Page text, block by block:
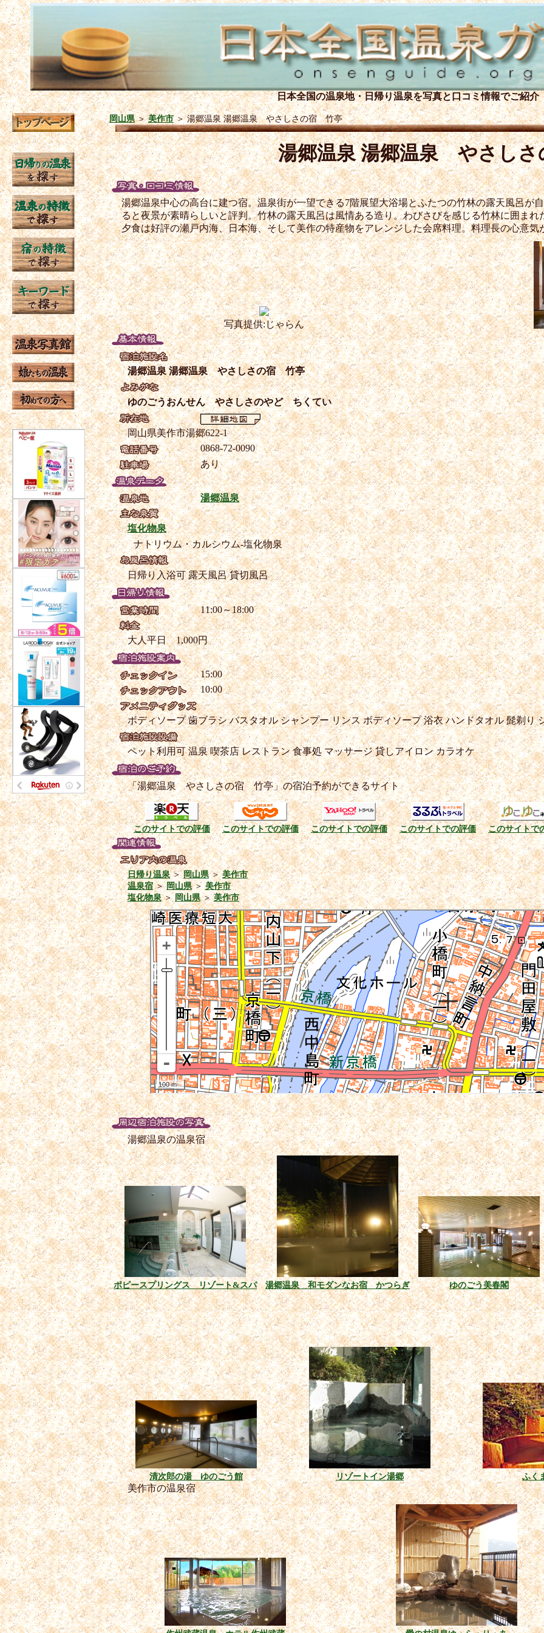
日本全国の温泉地・日帰り温泉を写真と口コミ情報でご紹介
岡山県＞美作市＞湯郷温泉 湯郷温泉 やさしさの宿 竹亭
湯郷温泉 湯郷温泉 やさし
湯郷温泉中心の高台に建つ宿。温泉街が一望できる7階展望大浴場とふたつの竹林の露天風呂が
ると夜景が素晴らしいと評判。竹林の露天風呂は風情ある造り。わびさびを感じる竹林に囲ま
夕食は好評の瀬戸内海、日本海、そして美作の特産物をアレンジした会席料理。料理長の心意
写真提供:じゃらん
湯郷温泉 湯郷温泉 やさしさの宿 竹亭
ゆのごうおんせん やさしさのやど ちくてい
岡山県美作市湯郷622-1
0868-72-0090
あり
湯郷温泉
塩化物泉
ナトリウム・カルシウム-塩化物泉
日帰り入浴可露天風呂貸切風呂
11:00～18:00
大人平日 1,000円
15:00
10:00
ボディソープ歯ブラシバスタオルシャンプーリンスボディソープ浴衣ハンドタオル髭剃り
ペット利用可温泉喫茶店レストラン食事処マッサージ貸しアイロンカラオケ
「湯郷温泉 やさしさの宿 竹亭」の宿泊予約ができるサイト
このサイトでの評価 このサイトでの評価 このサイトでの評価 このサイトでの評価 このサイトで
日帰り温泉＞岡山県＞美作市
温泉宿＞岡山県＞美作市
塩化物泉＞岡山県＞美作市
湯郷温泉の温泉宿
ポピースプリングス リゾート&スパ 湯郷温泉 和モダンなお宿 かつらぎ ゆのごう美春閣
清次郎の湯 ゆのごう館 リゾートイン湯郷 ふく
美作市の温泉宿